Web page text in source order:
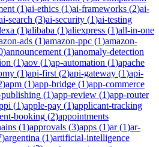
(1)ai-ethics (1)ai-frameworks (2)ai-
search (3)ai-security (1)ai-testing
(1)alibaba (1)aliexpress (1)all-in-one
ads (1)amazon-ppc (1)amazon-
)announcement (1)anomaly-detection
(1)aov (1)ap-automation (1)apache
(1)api-first (2)api-gateway (1)api-
)apm (1)app-bridge (1)app-commerce
(1)app-review (1)app-router
(1)apple-pay (1)applicant-tracking
booking (2)appointments
(1)approvals (3)apps (1)ar(1)ar-
)argentina (1)artificial-intelligence